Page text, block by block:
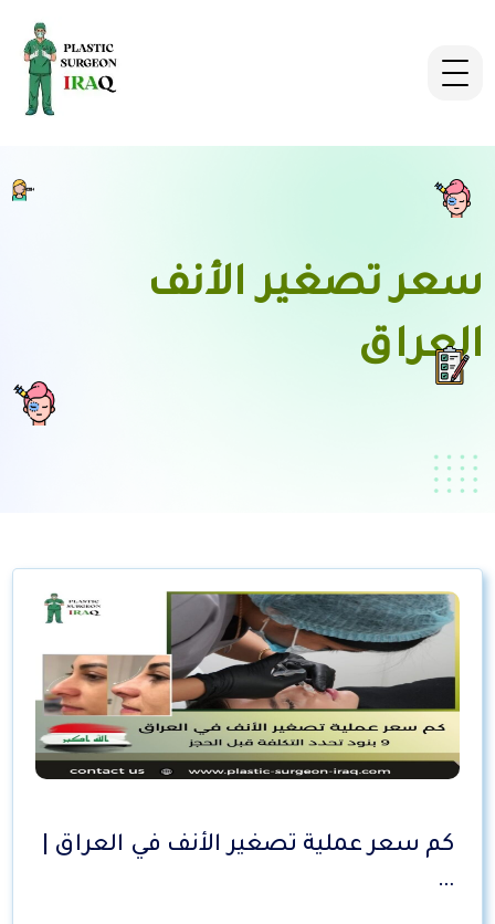
سعر تصغير الأنف
العراق
كم سعر عملية تصغير الأنف في العراق |
…